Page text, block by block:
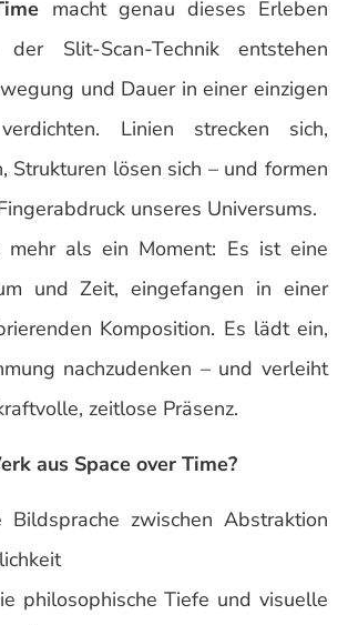
macht genau dieses Erleben
Slit-Scan-Technik entstehen
und Dauer in einer einzigen
Linien strecken sich,
Strukturen lösen sich – und formen
unseres Universums.
als ein Moment: Es ist eine
und Zeit, eingefangen in einer
Komposition. Es lädt ein,
nachzudenken – und verleiht
zeitlose Präsenz.
aus Space over Time?
Bildsprache zwischen Abstraktion
philosophische Tiefe und visuelle